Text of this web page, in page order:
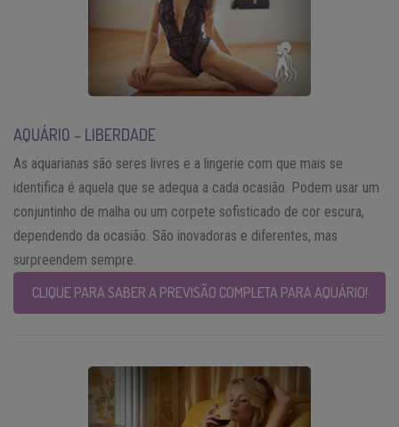
AQUÁRIO – LIBERDADE
As aquarianas são seres livres e a lingerie com que mais se
identifica é aquela que se adequa a cada ocasião. Podem usar um
conjuntinho de malha ou um corpete sofisticado de cor escura,
dependendo da ocasião. São inovadoras e diferentes, mas
surpreendem sempre.
CLIQUE PARA SABER A PREVISÃO COMPLETA PARA AQUÁRIO!